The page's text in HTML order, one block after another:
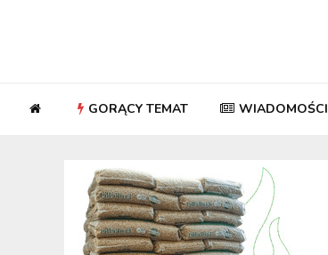
GORĄCY TEMAT WIADOMOŚCI